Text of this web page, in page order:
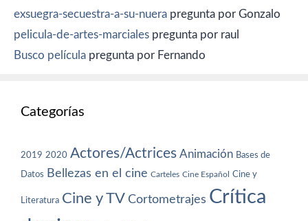
exsuegra-secuestra-a-su-nuera pregunta por Gonzalo
pelicula-de-artes-marciales pregunta por raul
Busco película pregunta por Fernando
Categorías
2019 2020 Actores/Actrices Animación Bases de
Datos Bellezas en el cine Carteles Cine Español Cine y
Literatura Cine y TV Cortometrajes Crítica